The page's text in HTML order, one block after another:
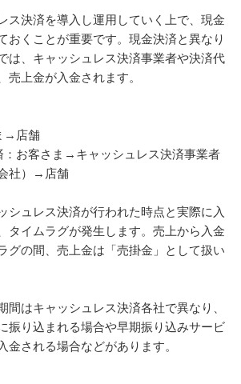
ス決済を導入し運用していく上で、現金
おくことが重要です。現金決済と異なり
は、キャッシュレス決済事業者や決済代
売上金が入金されます。
→店舗
：お客さま→キャッシュレス決済事業者
社）→店舗
シュレス決済が行われた時点と実際に入
タイムラグが発生します。売上から入金
グの間、売上金は「売掛金」として扱い
間はキャッシュレス決済各社で異なり、
振り込まれる場合や早期振り込みサービ
金される場合などがあります。